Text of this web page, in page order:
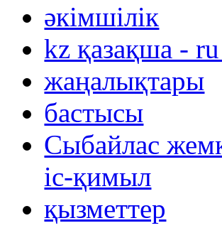
әкімшілік
kz қазақша -
жаңалықтары
бастысы
Сыбайлас
іс-қимыл
қызметтер